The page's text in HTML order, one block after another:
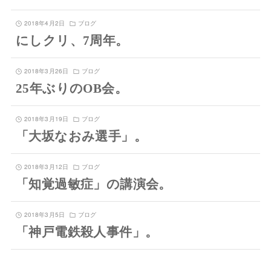
2018年4月2日 ブログ
にしクリ、7周年。
2018年3月26日 ブログ
25年ぶりのOB会。
2018年3月19日 ブログ
「大坂なおみ選手」。
2018年3月12日 ブログ
「知覚過敏症」の講演会。
2018年3月5日 ブログ
「神戸電鉄殺人事件」。